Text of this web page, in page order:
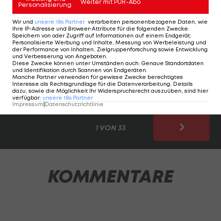
Historisches?
Christopher Köller, NFL-Experte vonLAOLA1, hat
sich vor dem Start der neuen Saison hingesetzt,
und ein Power Ranking aller 32 NFL-Teams erstellt.
Es wird das erste von vielen sein in dieser Saison.
Künftig dürft ihr euch jeden Mittwoch auf ein NFL-
Power-Ranking aufLAOLA1freuen.
1 VON 33
KOMMENTARE
Personalisierung
Weiter mit PUR-Abo
Wir und unsere 186 Partner verarbeiten personenbezogene Daten, wie
Ihre IP-Adresse und Browser-Attribute für die folgenden Zwecke:
Speichern von oder Zugriff auf Informationen auf einem Endgerät;
Personalisierte Werbung und Inhalte, Messung von Werbeleistung und
der Performance von Inhalten, Zielgruppenforschung sowie Entwicklung
und Verbesserung von Angeboten.
Diese Zwecke können unter Umständen auch: Genaue Standortdaten
und Identifikation durch Scannen von Endgeräten.
Manche Partner verwenden für gewisse Zwecke berechtigtes
Interesse als Rechtsgrundlage für die Datenverarbeitung. Details
dazu, sowie die Möglichkeit Ihr Widerspruchsrecht auszuüben, sind hier
verfügbar: unsere 186 Partner
Impressum Datenschutzrichtlinie